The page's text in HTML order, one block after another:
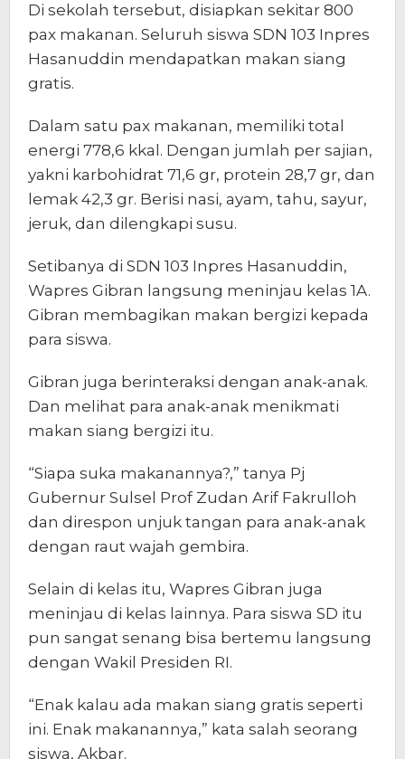
Di sekolah tersebut, disiapkan sekitar 800
pax makanan. Seluruh siswa SDN 103 Inpres
Hasanuddin mendapatkan makan siang
gratis.
Dalam satu pax makanan, memiliki total
energi 778,6 kkal. Dengan jumlah per sajian,
yakni karbohidrat 71,6 gr, protein 28,7 gr, dan
lemak 42,3 gr. Berisi nasi, ayam, tahu, sayur,
jeruk, dan dilengkapi susu.
Setibanya di SDN 103 Inpres Hasanuddin,
Wapres Gibran langsung meninjau kelas 1A.
Gibran membagikan makan bergizi kepada
para siswa.
Gibran juga berinteraksi dengan anak-anak.
Dan melihat para anak-anak menikmati
makan siang bergizi itu.
“Siapa suka makanannya?,” tanya Pj
Gubernur Sulsel Prof Zudan Arif Fakrulloh
dan direspon unjuk tangan para anak-anak
dengan raut wajah gembira.
Selain di kelas itu, Wapres Gibran juga
meninjau di kelas lainnya. Para siswa SD itu
pun sangat senang bisa bertemu langsung
dengan Wakil Presiden RI.
“Enak kalau ada makan siang gratis seperti
ini. Enak makanannya,” kata salah seorang
siswa, Akbar.